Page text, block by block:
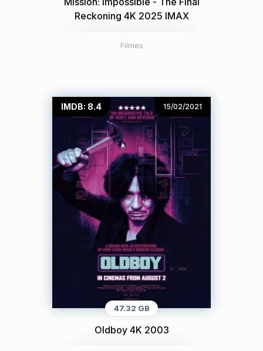
Reckoning 4K 2025 IMAX
Filmes
IMDB: 8.4 15/02/2021
47.32 GB
Oldboy 4K 2003